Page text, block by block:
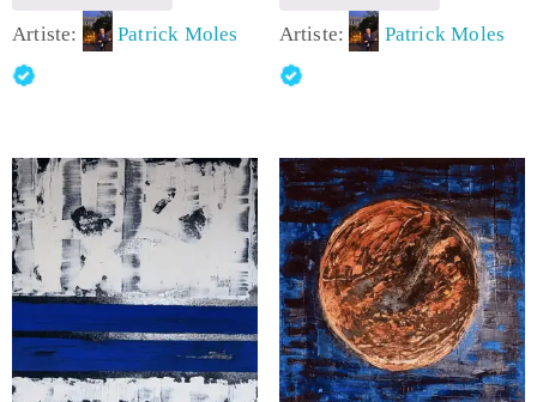
Artiste: Patrick Moles Artiste: Patrick Moles